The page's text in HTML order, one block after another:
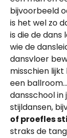
bijvoorbeeld
is het wel zo
is die de dans
wie de
dansvloer
misschien
een
dansschool in
stijldansen,
of proefles
straks de